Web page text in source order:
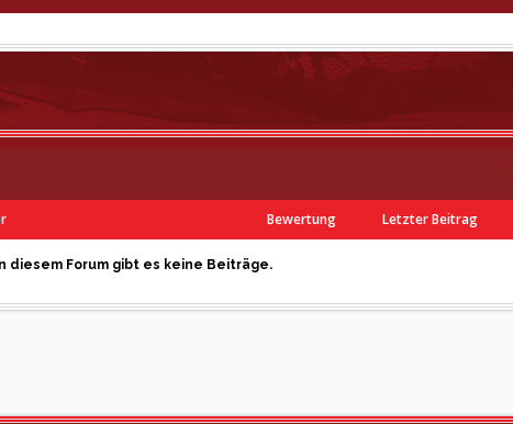
Bewertung Letzter Beitrag
In diesem Forum gibt es keine Beiträge.